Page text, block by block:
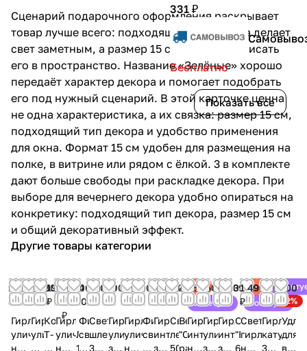
331 ₽
Бесплатно
Показать все
Сценарий подарочного оформления раскрывает
товар лучше всего: подходящий тип декора делает
свет заметным, а размер 15 см помогает вписать
его в пространство. Название «Зелёные» хорошо
передаёт характер декора и помогает подобрать
его под нужный сценарий. В этой карточке ценна
не одна характеристика, а их связка: размер 15 см,
подходящий тип декора и удобство применения
для окна. Формат 15 см удобен для размещения на
полке, в витрине или рядом с ёлкой. 3 в комплекте
дают больше свободы при раскладке декора. При
выборе для вечернего декора удобно опираться на
конкретику: подходящий тип декора, размер 15 см
и общий декоративный эффект.
Другие товары категории
1 550
₽
Гирлянда
уличная
нить,
6 500
₽
Гирлянда
уличный
занавес,
80
₽
Коннектор
Т-
образный
199 900
₽
Гирлянда
уличная
нить,
от
15 000
₽
Лестница
150см
2 400
₽
Фигура
светодиодная
из
5 000
₽
Светодиодный
шлейф
30м,
4 000
₽
Гирлянда
уличный
занавес,
1 550
₽
Гирлянда
уличная
нить,
18 000
₽
Фигура
светодиодная
из
1 300
₽
Гирлянда
интерьерный
занавес,
12 900
₽
Светодиодная
лента
50м,
Хит
Советуем
549
₽
Веточка
"С
разноцветными
350
₽
Гирлянда
интерьерная
нить,
8 500
₽
Гирлянда
уличный
занавес,
2 100
₽
Гирлянда
интерьерный
занавес,
Хит
Советуем
3 399
₽
Оленёнок
"Бежевый"
60см
999
₽
гирлянда-
нить
1 499
₽
1 699 ₽
-12%
Гирлянда
катушка
30м
100
₽
для